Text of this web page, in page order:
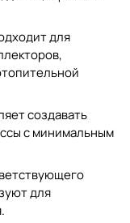
для
создавать
с минимальным
для